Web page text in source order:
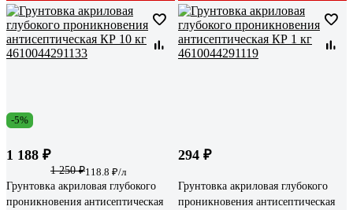
-5%
1 188 ₽
1 250 ₽118.8 ₽/л
Грунтовка акриловая глубокого
проникновения антисептическая
294 ₽
Грунтовка акриловая глубокого
проникновения антисептическая